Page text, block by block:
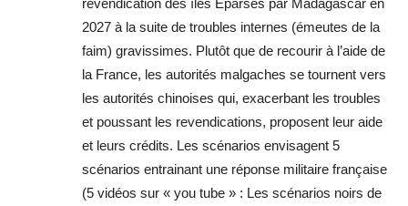
revendication des îles Éparses par Madagascar en
2027 à la suite de troubles internes (émeutes de la
faim) gravissimes. Plutôt que de recourir à l’aide de
la France, les autorités malgaches se tournent vers
les autorités chinoises qui, exacerbant les troubles
et poussant les revendications, proposent leur aide
et leurs crédits. Les scénarios envisagent 5
scénarios entrainant une réponse militaire française
(5 vidéos sur « you tube » : Les scénarios noirs de